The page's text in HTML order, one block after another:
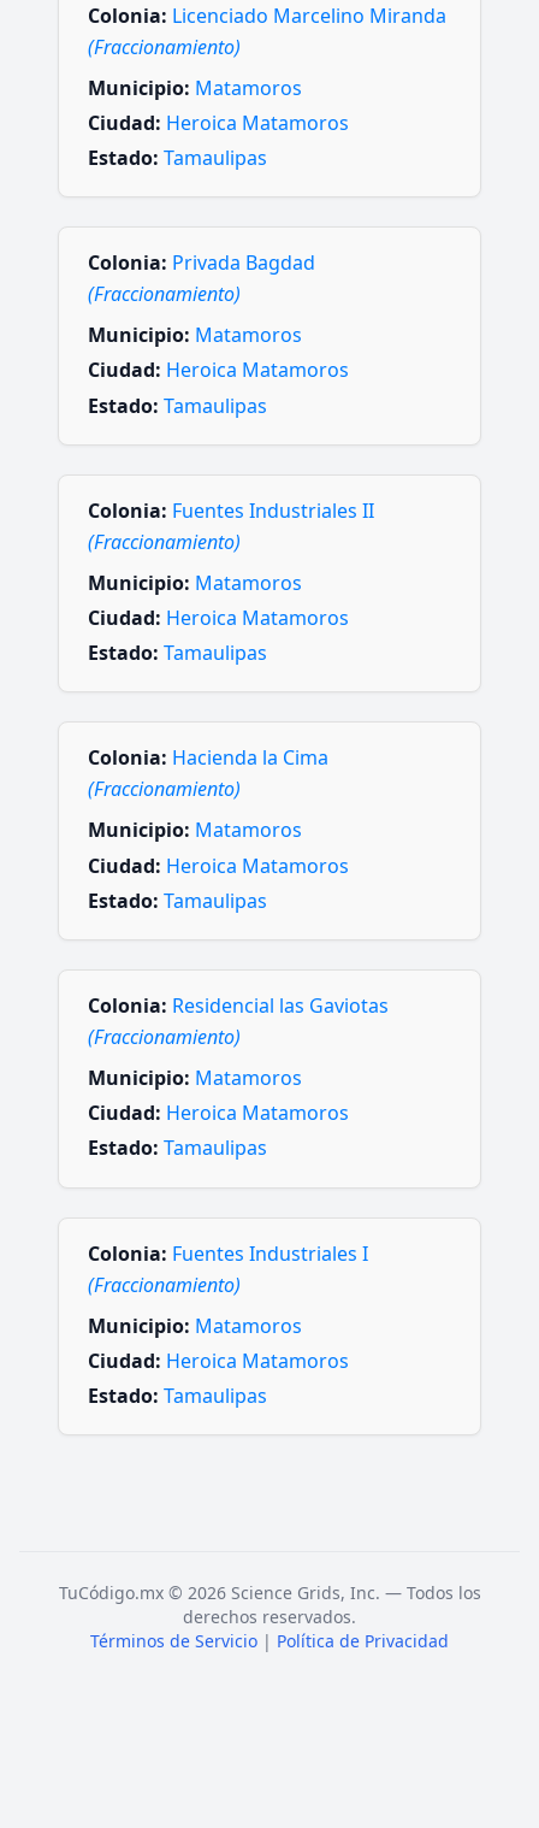
Colonia: Licenciado Marcelino Miranda
(Fraccionamiento)
Municipio: Matamoros
Ciudad: Heroica Matamoros
Estado: Tamaulipas
Colonia: Privada Bagdad
(Fraccionamiento)
Municipio: Matamoros
Ciudad: Heroica Matamoros
Estado: Tamaulipas
Colonia: Fuentes Industriales II
(Fraccionamiento)
Municipio: Matamoros
Ciudad: Heroica Matamoros
Estado: Tamaulipas
Colonia: Hacienda la Cima
(Fraccionamiento)
Municipio: Matamoros
Ciudad: Heroica Matamoros
Estado: Tamaulipas
Colonia: Residencial las Gaviotas
(Fraccionamiento)
Municipio: Matamoros
Ciudad: Heroica Matamoros
Estado: Tamaulipas
Colonia: Fuentes Industriales I
(Fraccionamiento)
Municipio: Matamoros
Ciudad: Heroica Matamoros
Estado: Tamaulipas
TuCódigo.mx © 2026 Science Grids, Inc. — Todos los
derechos reservados.
Términos de Servicio | Política de Privacidad